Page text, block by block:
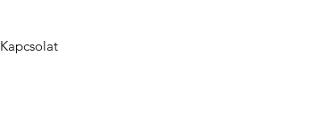
Kapcsolat